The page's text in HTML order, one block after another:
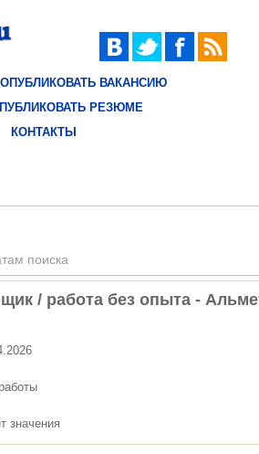
ОПУБЛИКОВАТЬ ВАКАНСИЮ
РЕЗЮМЕ
КОНТАКТЫ
поиска
/ работа без опыта -
значения